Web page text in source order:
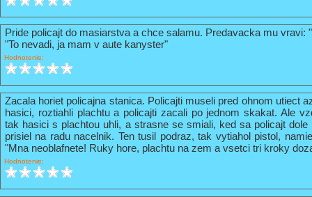
Pride policajt do masiarstva a chce salamu. Predavacka mu vravi:
"To nevadi, ja mam v aute kanyster"
Hodnotenie:
Zacala horiet policajna stanica. Policajti museli pred ohnom utiect
hasici, roztiahli plachtu a policajti zacali po jednom skakat. Ale
tak hasici s plachtou uhli, a strasne se smiali, ked sa policajt
prisiel na radu nacelnik. Ten tusil podraz, tak vytiahol pistol,
"Mna neoblafnete! Ruky hore, plachtu na zem a vsetci tri kroky
Hodnotenie: